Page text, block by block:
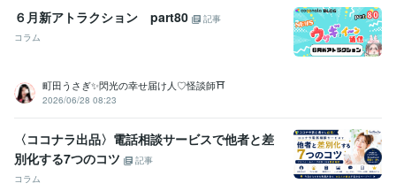
Adobe Analytics:4年Adobe Photoshop:4年 Lightroom:3年
マーケティング（マス・ダイレクト・インバウンド）:19年
SNSマーケティング（X・YouTube・ラジオ）:4年
得意分野
集客・マーケティング相談
『マーケティング』を武器にしたコンサ
ル
ココナラ攻略コンテン
６月新アトラクション part80
記事
コラム
町田うさぎ✨閃光の幸せ届け人♡怪談師⛩️
2026/06/28 08:23
〈ココナラ出品〉電話相談サービスで他者と差
別化する7つのコツ
記事
コラム